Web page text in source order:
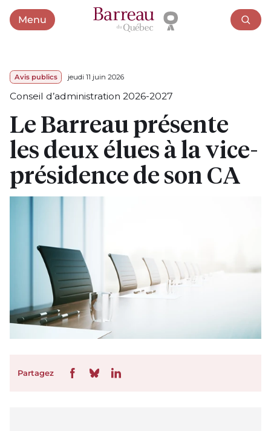
MenuOuvrir le menu
Avis publics jeudi 11 juin 2026
Conseil d’administration 2026-2027
Le Barreau présente
les deux élues à la vice-
présidence de son CA
Partagez